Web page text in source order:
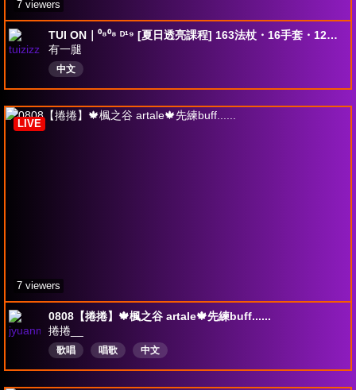
TUI ON｜⁰⁸⁰⁸ ᴰ¹⁹ [夏日透亮課程] 163法杖・16手套・12鞋鞋
有一腿
中文
7 viewers
0808【捲捲】🍁楓之谷 artale🍁先練buff......
捲捲__
歌唱 唱歌 中文
LIVE
7 viewers